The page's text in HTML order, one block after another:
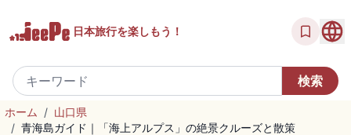
日本旅行を楽しもう！
ホーム / 山口県
/ 青海島ガイド｜「海上アルプス」の絶景クルーズと散策